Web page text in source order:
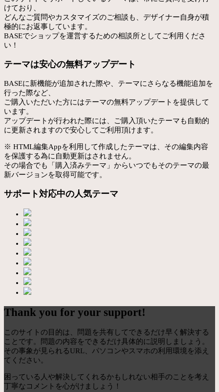
けており、
どんなご質問やカスタマイズのご相談も、デザイナー自身が積
極的にお返事しています。
BASEでショップを運営するための相談所としてご利用くださ
い！
テーマは安心の無料アップデート
BASEに新機能が追加された際や、テーマにさらなる機能追加を
行った際など、
ご購入いただいた方にはテーマの無料アップデートを提供して
います。
アップデートが行われた際には、ご購入頂いたテーマも自動的
に更新されますので安心してご利用頂けます。
※ HTML編集Appを利用して作成したテーマは、その編集内容
を保護する為に自動更新はされません。
その場合でも「購入済みテーマ」からいつでもそのテーマの最
新バージョンを取得可能です。
サポート対応中の人気テーマ
Thank you for your support!
このサイトの目的は、問題を共有してできるだけ早く解決する
ことです。問題の内容をできるだけ具体的に説明しましょう。
その事象が見られるURL、パソコンやスマホの利用環境を添え
てください。
困っている人や解決してくれるかもしれない相手のことを考え
丁寧なコメントを心がけましょう！